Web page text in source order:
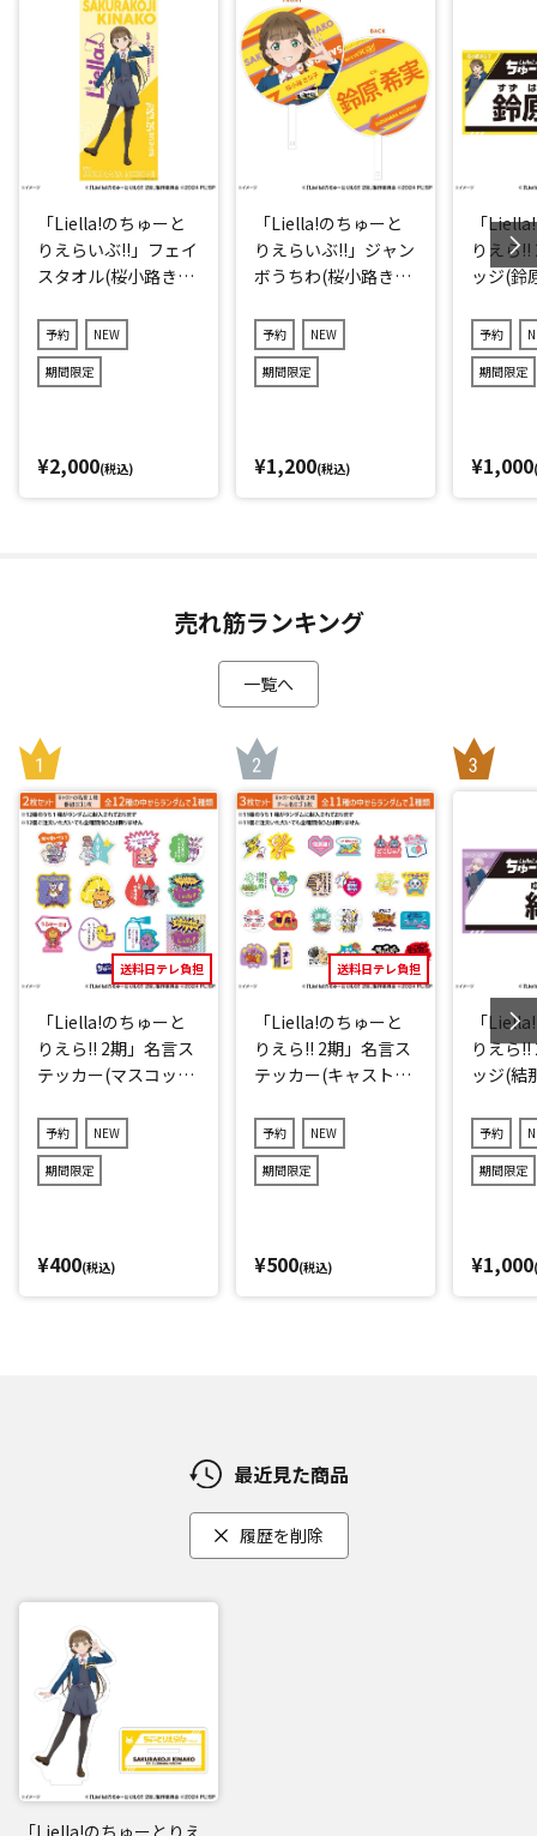
「Liella!のちゅーと
りえらいぶ!!」フェイ
スタオル(桜小路きな
予約 NEW
期間限定
¥2,000(税込)
「Liella!のちゅーと
りえらいぶ!!」ジャン
ボうちわ(桜小路きな
予約 NEW
期間限定
¥1,200(税込)
「
りえら
ッジ(鈴
予約
期間限定
¥1,000
売れ筋ランキング
一覧へ
送料日テレ負担
「Liella!のちゅーと
りえら!! 2期」名言ス
テッカー(マスコット
(ランダム12種)
予約 NEW
期間限定
¥400(税込)
送料日テレ負担
「Liella!のちゅーと
りえら!! 2期」名言ス
テッカー(キャストve
ム11種)
予約 NEW
期間限定
¥500(税込)
「
りえら
ッジ(結
予約
期間限定
¥1,000
最近見た商品
履歴を削除
「Liella!のちゅーとりえ